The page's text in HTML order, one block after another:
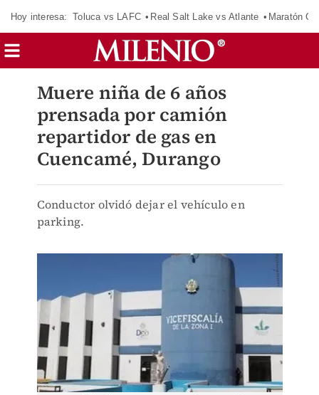
Hoy interesa: Toluca vs LAFC Real Salt Lake vs Atlante Maratón
Muere niña de 6 años
prensada por camión
repartidor de gas en
Cuencamé, Durango
Conductor olvidó dejar el vehículo en
parking.